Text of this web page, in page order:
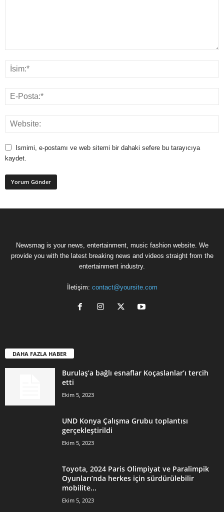
Ismimi, e-postamı ve web sitemi bir dahaki sefere bu tarayıcıya
kaydet.
Newsmag is your news, entertainment, music fashion website. We
provide you with the latest breaking news and videos straight from the
entertainment industry.
İletişim: contact@yoursite.com
DAHA FAZLA HABER
Burulaş’a bağlı esnaflar Koçaslanlar’ı tercih
etti
Ekim 5, 2023
UND Konya Çalışma Grubu toplantısı
gerçekleştirildi
Ekim 5, 2023
Toyota, 2024 Paris Olimpiyat ve Paralimpik
Oyunları’nda herkes için sürdürülebilir
mobilite...
Ekim 5, 2023